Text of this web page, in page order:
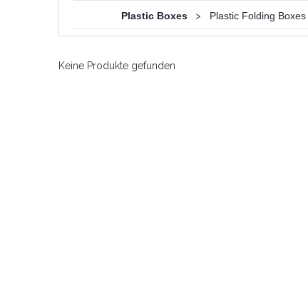
Plastic Boxes > Plastic Folding Boxes
Keine Produkte gefunden